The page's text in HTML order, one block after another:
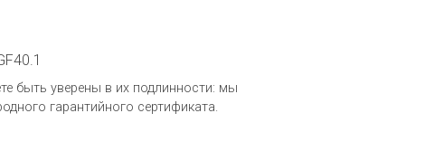
быть уверены в их подлинности: мы
гарантийного сертификата.